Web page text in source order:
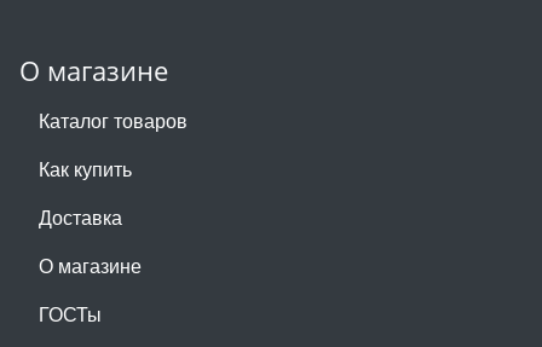
О магазине
Каталог товаров
Как купить
Доставка
О магазине
ГОСТы